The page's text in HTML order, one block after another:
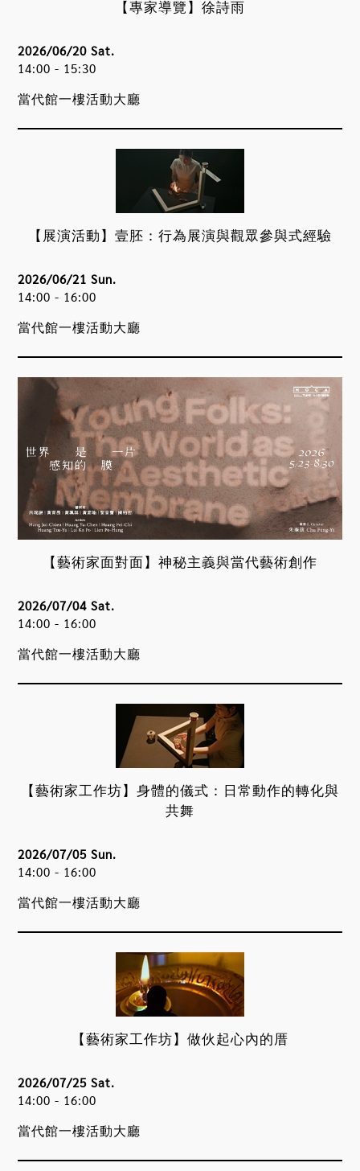
【專家導覽】徐詩雨
當代館一樓活動大廳
2026/06/20 Sat.
14:00 - 15:30
【展演活動】壹胚：行為展演與觀眾參與式經驗
當代館一樓活動大廳
2026/06/21 Sun.
14:00 - 16:00
【藝術家面對面】神秘主義與當代藝術創作
當代館一樓活動大廳
2026/07/04 Sat.
14:00 - 16:00
【藝術家工作坊】身體的儀式：日常動作的轉化與
共舞
當代館一樓活動大廳
2026/07/05 Sun.
14:00 - 16:00
【藝術家工作坊】做伙起心內的厝
當代館一樓活動大廳
2026/07/25 Sat.
14:00 - 16:00